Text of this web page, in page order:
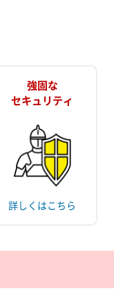
強固な
セキュリティ
詳しくはこちら